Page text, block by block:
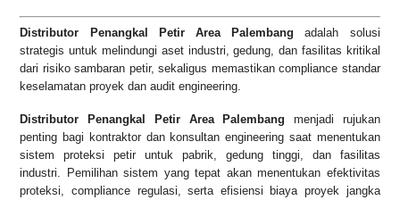
Distributor Penangkal Petir Area Palembang adalah solusi
strategis untuk melindungi aset industri, gedung, dan fasilitas kritikal
dari risiko sambaran petir, sekaligus memastikan compliance standar
keselamatan proyek dan audit engineering.
Distributor Penangkal Petir Area Palembang menjadi rujukan
penting bagi kontraktor dan konsultan engineering saat menentukan
sistem proteksi petir untuk pabrik, gedung tinggi, dan fasilitas
industri. Pemilihan sistem yang tepat akan menentukan efektivitas
proteksi, compliance regulasi, serta efisiensi biaya proyek jangka